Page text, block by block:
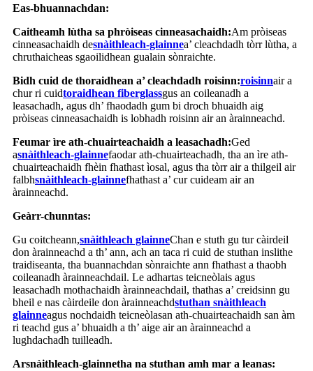
Eas-bhuannachdan:
Caitheamh lùtha sa phròiseas cinneasachaidh:Am pròiseas
cinneasachaidh desnàithleach-glainnea’ cleachdadh tòrr lùtha, a
chruthaicheas sgaoilidhean gualain sònraichte.
Bidh cuid de thoraidhean a’ cleachdadh roisinn:roisinnair a
chur ri cuidtoraidhean fiberglassgus an coileanadh a
leasachadh, agus dh’ fhaodadh gum bi droch bhuaidh aig
pròiseas cinneasachaidh is lobhadh roisinn air an àrainneachd.
Feumar ìre ath-chuairteachaidh a leasachadh:Ged
asnàithleach-glainnefaodar ath-chuairteachadh, tha an ìre ath-
chuairteachaidh fhèin fhathast ìosal, agus tha tòrr air a thilgeil air
falbhsnàithleach-glainnefhathast a’ cur cuideam air an
àrainneachd.
Geàrr-chunntas:
Gu coitcheann,snàithleach glainneChan e stuth gu tur càirdeil
don àrainneachd a th’ ann, ach an taca ri cuid de stuthan inslithe
traidiseanta, tha buannachdan sònraichte ann fhathast a thaobh
coileanadh àrainneachdail. Le adhartas teicneòlais agus
leasachadh mothachaidh àrainneachdail, thathas a’ creidsinn gu
bheil e nas càirdeile don àrainneachdstuthan snàithleach
glainneagus nochdaidh teicneòlasan ath-chuairteachaidh san àm
ri teachd gus a’ bhuaidh a th’ aige air an àrainneachd a
lughdachadh tuilleadh.
Arsnàithleach-glainnetha na stuthan amh mar a leanas: